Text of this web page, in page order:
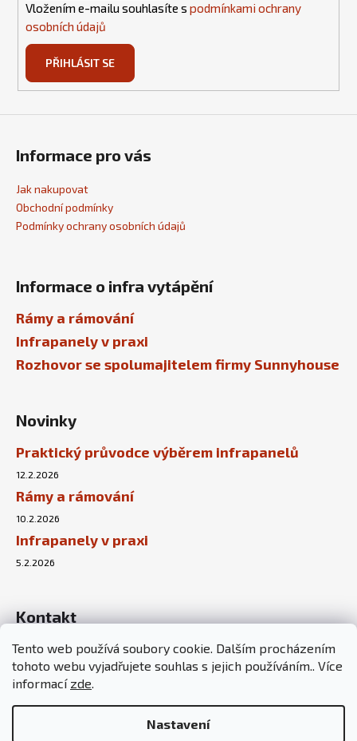
Tento web používá soubory cookie. Dalším procházením
tohoto webu vyjadřujete souhlas s jejich používáním.. Více
informací zde.
Nastavení
Vložením e-mailu souhlasíte s podmínkami ochrany
osobních údajů
PŘIHLÁSIT SE
Informace pro vás
Jak nakupovat
Obchodní podmínky
Podmínky ochrany osobních údajů
Informace o infra vytápění
Rámy a rámování
Infrapanely v praxi
Rozhovor se spolumajitelem firmy Sunnyhouse
Novinky
Praktický průvodce výběrem infrapanelů
12.2.2026
Rámy a rámování
10.2.2026
Infrapanely v praxi
5.2.2026
Kontakt
info@sunnyhouse.cz
+420 737 451 167